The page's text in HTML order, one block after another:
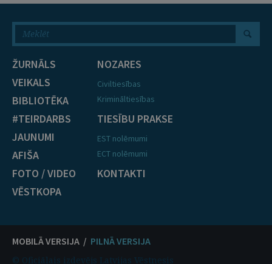
ŽURNĀLS
VEIKALS
BIBLIOTĒKA
#TEIRDARBS
JAUNUMI
AFIŠA
FOTO / VIDEO
VĒSTKOPA
NOZARES
Civiltiesības
Krimināltiesības
TIESĪBU PRAKSE
EST nolēmumi
ECT nolēmumi
KONTAKTI
MOBILĀ VERSIJA / PILNĀ VERSIJA
© Oficiālais izdevējs Latvijas Vēstnesis